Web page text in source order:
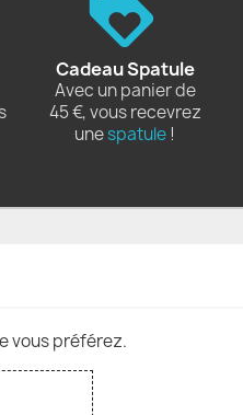
Cadeau Spatule
Avec un panier de
45 €, vous recevrez
unespatule !
vous préférez.